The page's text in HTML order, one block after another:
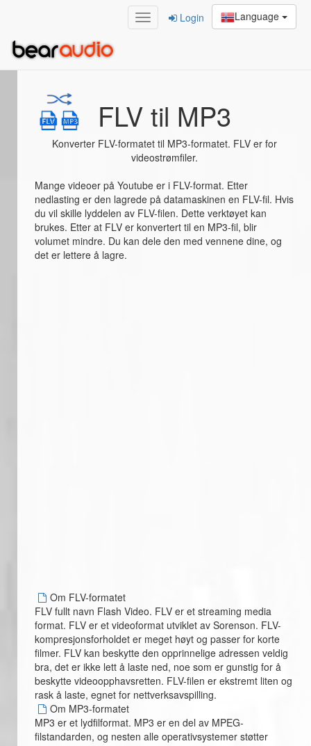
Language
Login
FLV til MP3
Konverter FLV-formatet til MP3-formatet. FLV er for
videostrømfiler.
Mange videoer på Youtube er i FLV-format. Etter
nedlasting er den lagrede på datamaskinen en FLV-fil. Hvis
du vil skille lyddelen av FLV-filen. Dette verktøyet kan
brukes. Etter at FLV er konvertert til en MP3-fil, blir
volumet mindre. Du kan dele den med vennene dine, og
det er lettere å lagre.
Om FLV-formatet
FLV fullt navn Flash Video. FLV er et streaming media
format. FLV er et videoformat utviklet av Sorenson. FLV-
kompresjonsforholdet er meget høyt og passer for korte
filmer. FLV kan beskytte den opprinnelige adressen veldig
bra, det er ikke lett å laste ned, noe som er gunstig for å
beskytte videoopphavsretten. FLV-filen er ekstremt liten og
rask å laste, egnet for nettverksavspilling.
Om MP3-formatet
MP3 er et lydfilformat. MP3 er en del av MPEG-
filstandarden, og nesten alle operativsystemer støtter